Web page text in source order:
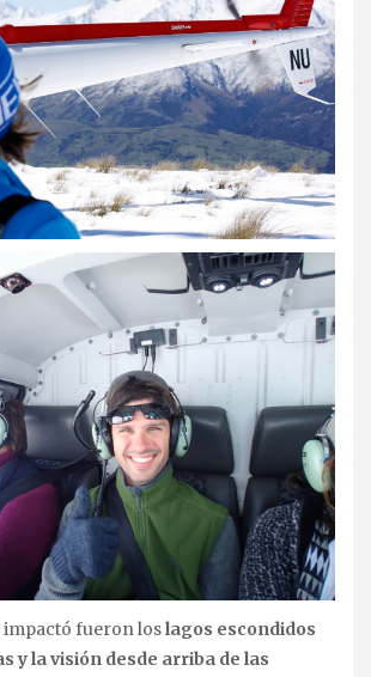
impactó fueron loslagos escondidos
y la visión desde arriba de las